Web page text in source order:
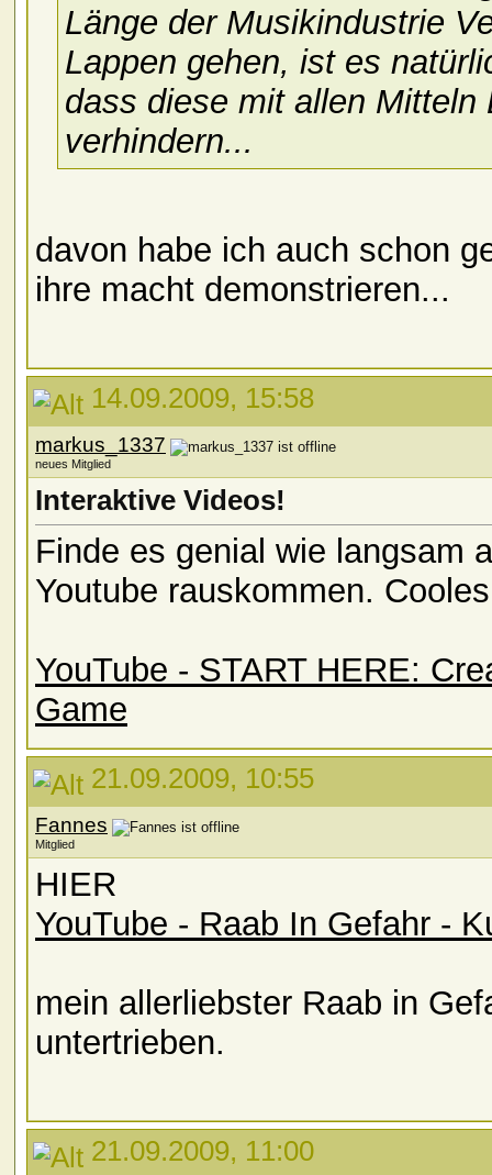
Länge der Musikindustrie
Lappen gehen, ist es
dass diese mit allen
verhindern...
davon habe ich auch schon
ihre macht demonstrieren...
14.09.2009, 15:58
markus_1337
neues Mitglied
Interaktive Videos!
Finde es genial wie langsam
Youtube rauskommen.
YouTube - START HERE:
Game
21.09.2009, 10:55
Fannes
Mitglied
HIER
YouTube - Raab In Gefahr -
mein allerliebster Raab in
untertrieben.
21.09.2009, 11:00